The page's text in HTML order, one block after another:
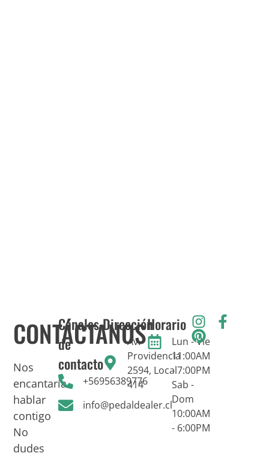
CONTÁCTANOS
Nos
encantaría
hablar
contigo
No
dudes
Canales
de
contacto
+56956389776
info@pedaldealer.cl
Dirección
Av.
Providencia
2594, Local
414
Horario
Lun - Vie
11:00AM
- 7:00PM
Sab -
Dom
10:00AM
- 6:00PM